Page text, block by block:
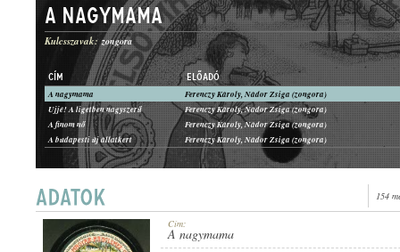
MŰFAJ: KUPLÉ
MEGJELENÉS IDEJE: 1910 KÖRÜL
A nagymama
Kulcsszavak: zongora
CÍM ELŐADÓ
A nagymama
Ferenczy Károly, Nádor Zsiga (zongora)
Ujjé! A ligetben nagyszerű
Ferenczy Károly, Nádor Zsiga (zongora)
A finom nő
Ferenczy Károly, Nádor Zsiga (zongora)
A budapesti új állatkert
Ferenczy Károly, Nádor Zsiga (zongora)
154
Cím:
A nagymama